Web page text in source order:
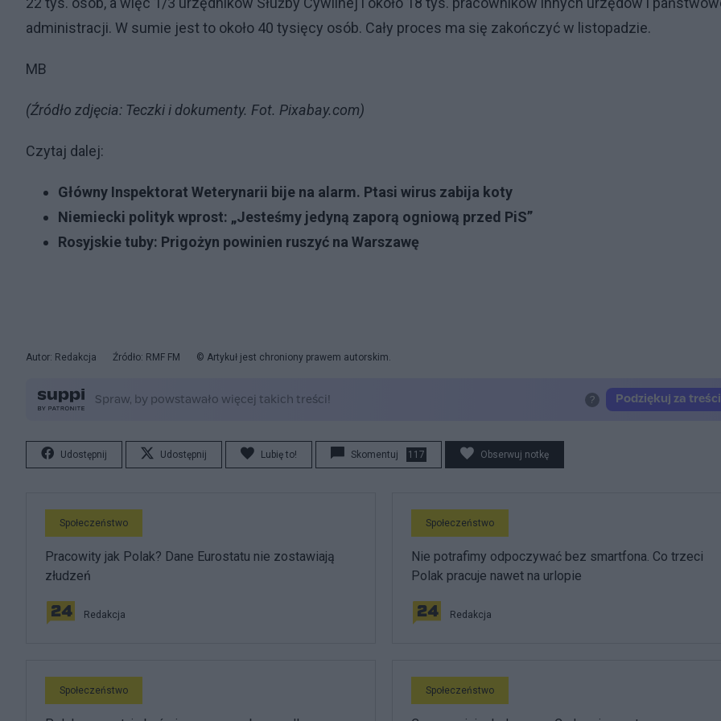
administracji. W sumie jest to około 40 tysięcy osób. Cały proces ma się zakończyć w listopadzie.
MB
(Źródło zdjęcia: Teczki i dokumenty. Fot. Pixabay.com)
Czytaj dalej:
Główny Inspektorat Weterynarii bije na alarm. Ptasi wirus zabija koty
Niemiecki polityk wprost: „Jesteśmy jedyną zaporą ogniową przed PiS”
Rosyjskie tuby: Prigożyn powinien ruszyć na Warszawę
Autor: Redakcja Źródło: RMF FM © Artykuł jest chroniony prawem autorskim.
Udostępnij Udostępnij Lubię to! Skomentuj 117 Obserwuj notkę
Społeczeństwo
Pracowity jak Polak? Dane Eurostatu nie zostawiają
złudzeń
Redakcja
Społeczeństwo
Nie potrafimy odpoczywać bez smartfona. Co trzeci
Polak pracuje nawet na urlopie
Redakcja
Społeczeństwo Społeczeństwo